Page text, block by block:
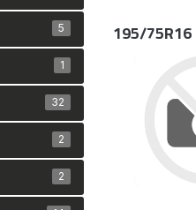
195/75R16
5
1
32
2
2